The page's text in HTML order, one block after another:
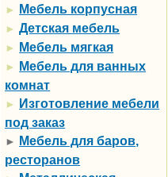
► Мебель корпусная
► Детская мебель
► Мебель мягкая
► Мебель для ванных
комнат
►
Изготовление мебели
под заказ
►
Мебель для баров,
ресторанов